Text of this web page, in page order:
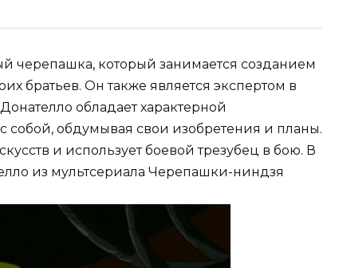
черепашка, который занимается созданием
братьев. Он также является экспертом в
обладает характерной
собой, обдумывая свои изобретения и планы.
и использует боевой трезубец в бою. В
из мультсериала Черепашки-ниндзя